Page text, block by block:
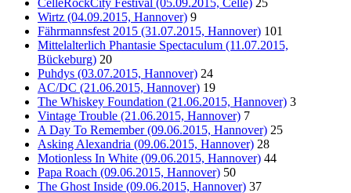
Wirtz (04.09.2015, Hannover) 9
Fährmannsfest 2015 (31.07.2015, Hannover) 101
Mittelalterlich Phantasie Spectaculum (11.07.2015,
Bückeburg) 20
Puhdys (03.07.2015, Hannover) 24
AC/DC (21.06.2015, Hannover) 19
The Whiskey Foundation (21.06.2015, Hannover) 3
Vintage Trouble (21.06.2015, Hannover) 7
A Day To Remember (09.06.2015, Hannover) 25
Asking Alexandria (09.06.2015, Hannover) 28
Motionless In White (09.06.2015, Hannover) 44
Papa Roach (09.06.2015, Hannover) 50
The Ghost Inside (09.06.2015, Hannover) 37